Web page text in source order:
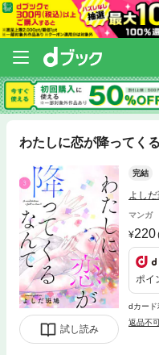
わたしに恋が降ってく
試し読み
完結
よし
マンガ
220
ポイ
dカード
返品不